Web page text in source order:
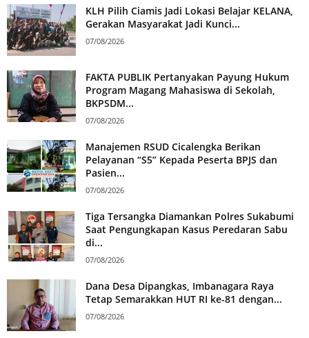
KLH Pilih Ciamis Jadi Lokasi Belajar KELANA,
Gerakan Masyarakat Jadi Kunci...
07/08/2026
FAKTA PUBLIK Pertanyakan Payung Hukum
Program Magang Mahasiswa di Sekolah,
BKPSDM...
07/08/2026
Manajemen RSUD Cicalengka Berikan
Pelayanan “S5” Kepada Peserta BPJS dan
Pasien...
07/08/2026
Tiga Tersangka Diamankan Polres Sukabumi
Saat Pengungkapan Kasus Peredaran Sabu
di...
07/08/2026
Dana Desa Dipangkas, Imbanagara Raya
Tetap Semarakkan HUT RI ke-81 dengan...
07/08/2026